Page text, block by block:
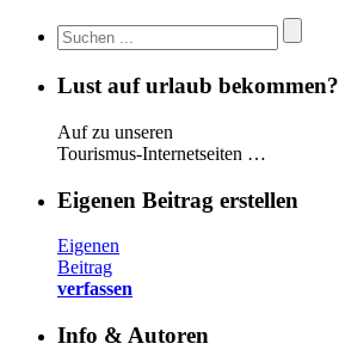
Lust auf urlaub bekommen?
Auf zu unseren
Tourismus-Internetseiten …
Eigenen Beitrag erstellen
Eigenen
Beitrag
verfassen
Info & Autoren